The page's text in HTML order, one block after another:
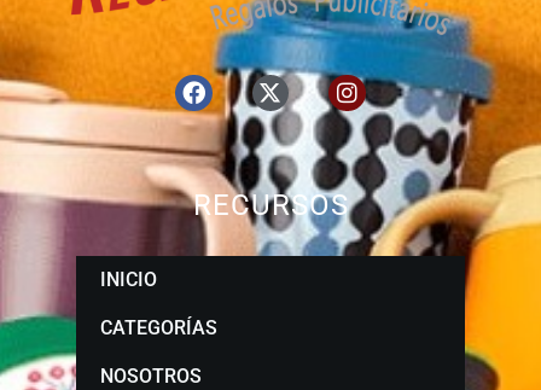
RECURSOS
INICIO
CATEGORÍAS
NOSOTROS